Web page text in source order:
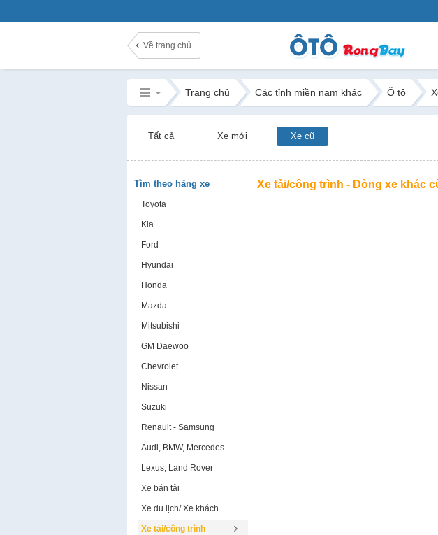
Về trang chủ
Trang chủ Các tỉnh miền nam khác Ô tô
Tất cả Xe mới Xe cũ
Tìm theo hãng xe
Toyota
Kia
Ford
Hyundai
Honda
Mazda
Mitsubishi
GM Daewoo
Chevrolet
Nissan
Suzuki
Renault - Samsung
Audi, BMW, Mercedes
Lexus, Land Rover
Xe bán tải
Xe du lịch/ Xe khách
Xe tải/công trình
Xe tải/công trình - Dòng xe khác